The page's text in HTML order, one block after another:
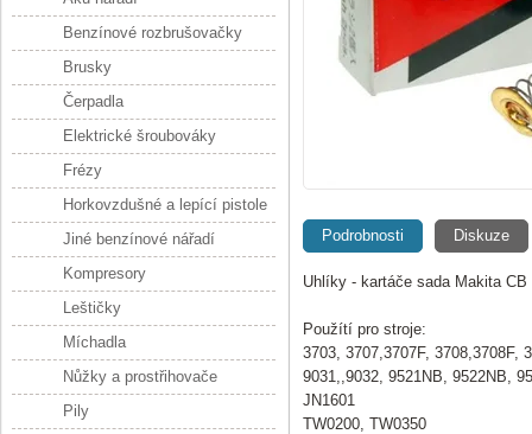
Podrobnosti Diskuze
Uhlíky - kartáče sada Makita CB
Použítí pro stroje:
3703, 3707,3707F, 3708,3708F,
9031,,9032, 9521NB, 9522NB,
JN1601
TW0200, TW0350
Benzínové rozbrušovačky
Brusky
Čerpadla
Elektrické šroubováky
Frézy
Horkovzdušné a lepící pistole
Jiné benzínové nářadí
Kompresory
Leštičky
Míchadla
Nůžky a prostřihovače
Pily